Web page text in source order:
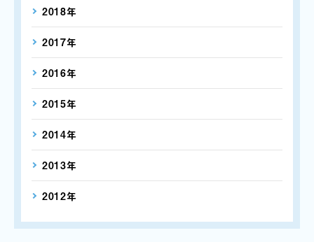
2018年
2017年
2016年
2015年
2014年
2013年
2012年